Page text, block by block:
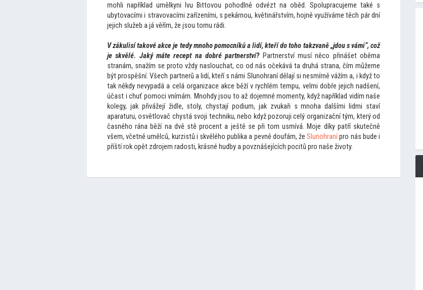
mohli například umělkyni Ivu Bittovou pohodlně odvézt na oběd. Spolupracujeme také s
ubytovacími i stravovacími zařízeními, s pekárnou, květinářstvím, hojně využíváme těch pár dní
jejich služeb a já věřím, že jsou tomu rádi.
V zákulisí takové akce je tedy mnoho pomocníků a lidí, kteří dotoho takzvaně „jdou s vámi“, což
je skvělé. Jaký máte recept na dobré partnerství?Partnerství musí něco přinášet oběma
stranám, snažím se proto vždy naslouchat, co od nás očekává ta druhá strana, čím můžeme
být prospěšní. Všech partnerů a lidí, kteří s námi Slunohraní dělají si nesmírně vážím a, i kdyžto
tak někdy nevypadá a celá organizace akce běží v rychlém tempu, velmi dobře jejich nadšení,
účast i chuť pomoci vnímám. Mnohdy jsou to až dojemné momenty, když například vidím naše
kolegy, jak přivážejí židle, stoly, chystají podium, jak zvukaři s mnoha dalšími lidmi staví
aparaturu, osvětlovač chystá svoji techniku, nebo když pozoruji celý organizační tým, který od
časného rána běží na dvě stě procent a ještě se přitom usmívá. Moje díky patří skutečně
všem, včetně umělců, kurzistů i skvělého publika a pevně doufám, žeSlunohranípro nás bude i
příští rok opět zdrojem radosti, krásné hudby a povznášejících pocitů pro naše životy.